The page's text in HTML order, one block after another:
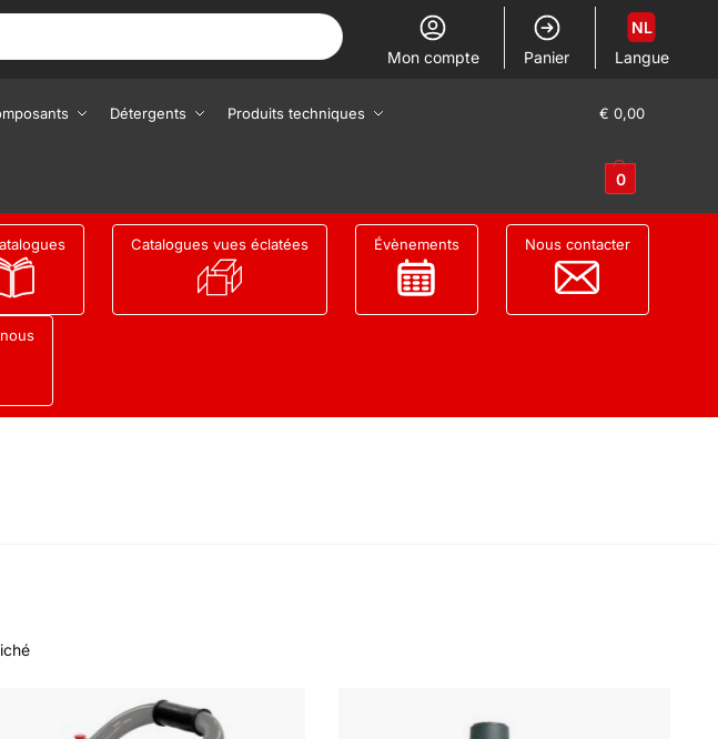
Mon compte Panier Langue
NL
Détergents Produits techniques € 0,00
0
Catalogues vues éclatées Évènements Nous contacter